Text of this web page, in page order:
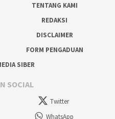
TENTANG KAMI
REDAKSI
DISCLAIMER
FORM PENGADUAN
SIBER
SOCIAL
Twitter
WhatsApp